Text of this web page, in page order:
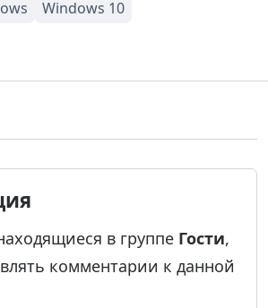
в группе Гости,
комментарии к данной